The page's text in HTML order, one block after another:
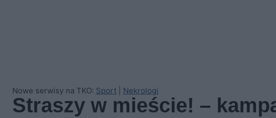
Nowe serwisy na TKO: Sport Nekrologi
Straszy w mieście! –